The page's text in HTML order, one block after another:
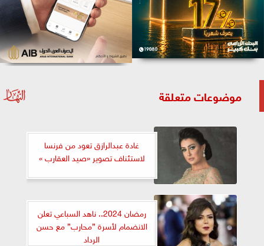
موضوعات متعلقة
غادة عبدالرازق تعود من فرنسا
لاستئناف تصوير «صيد العقارب »
رمضان 2024.. ناهد السباعي تعلن
الانضمام لأسرة ”محارب” مع حسن
الرداد